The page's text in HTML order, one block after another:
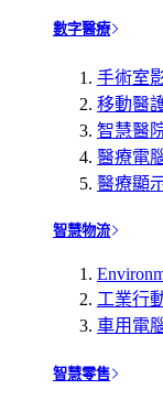
數字醫療
手術室
移動醫
智慧醫
醫療電
醫療顯
智慧物流
工業行
車用電
智慧零售